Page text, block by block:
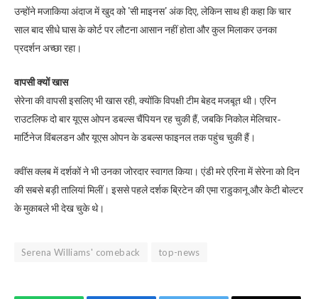
उन्होंने मजाकिया अंदाज में खुद को 'सी माइनस' अंक दिए, लेकिन साथ ही कहा कि चार
साल बाद सीधे घास के कोर्ट पर लौटना आसान नहीं होता और कुल मिलाकर उनका
प्रदर्शन अच्छा रहा।
वापसी क्‍यों खास
सेरेना की वापसी इसलिए भी खास रही, क्योंकि विपक्षी टीम बेहद मजबूत थी। एरिन
राउटलिफ दो बार यूएस ओपन डबल्स चैंपियन रह चुकी हैं, जबकि निकोल मेलिचार-
मार्टिनेज विंबलडन और यूएस ओपन के डबल्स फाइनल तक पहुंच चुकी हैं।
क्वींस क्लब में दर्शकों ने भी उनका जोरदार स्वागत किया। एंडी मरे एरिना में सेरेना को दिन
की सबसे बड़ी तालियां मिलीं। इससे पहले दर्शक ब्रिटेन की एमा राडुकानू और केटी बोल्टर
के मुकाबले भी देख चुके थे।
Serena Williams' comeback top-news